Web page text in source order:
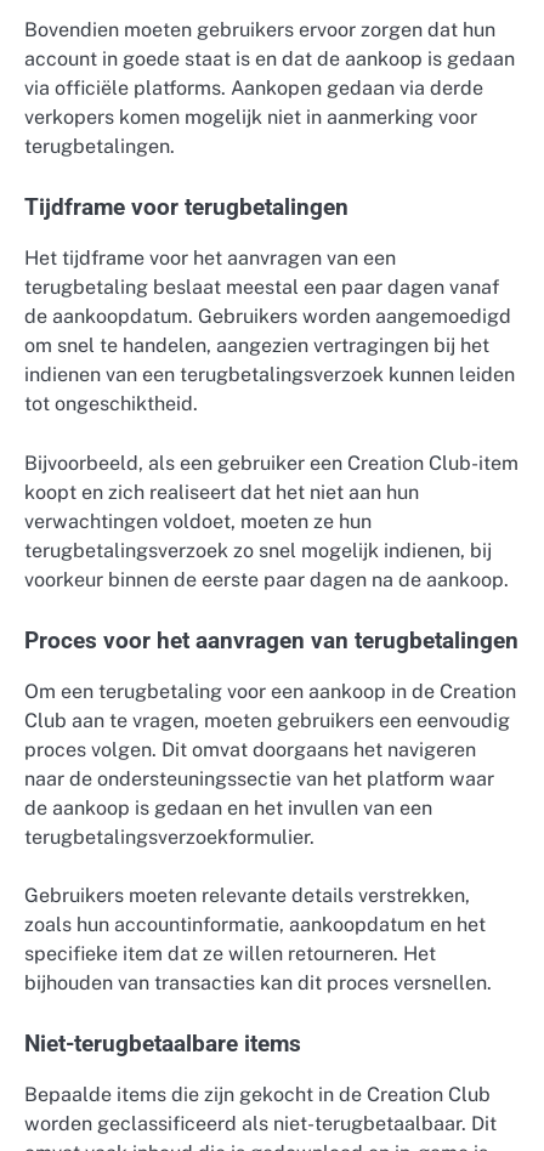
Bovendien moeten gebruikers ervoor zorgen dat hun
account in goede staat is en dat de aankoop is gedaan
via officiële platforms. Aankopen gedaan via derde
verkopers komen mogelijk niet in aanmerking voor
terugbetalingen.
Tijdframe voor terugbetalingen
Het tijdframe voor het aanvragen van een
terugbetaling beslaat meestal een paar dagen vanaf
de aankoopdatum. Gebruikers worden aangemoedigd
om snel te handelen, aangezien vertragingen bij het
indienen van een terugbetalingsverzoek kunnen leiden
tot ongeschiktheid.
Bijvoorbeeld, als een gebruiker een Creation Club-item
koopt en zich realiseert dat het niet aan hun
verwachtingen voldoet, moeten ze hun
terugbetalingsverzoek zo snel mogelijk indienen, bij
voorkeur binnen de eerste paar dagen na de aankoop.
Proces voor het aanvragen van terugbetalingen
Om een terugbetaling voor een aankoop in de Creation
Club aan te vragen, moeten gebruikers een eenvoudig
proces volgen. Dit omvat doorgaans het navigeren
naar de ondersteuningssectie van het platform waar
de aankoop is gedaan en het invullen van een
terugbetalingsverzoekformulier.
Gebruikers moeten relevante details verstrekken,
zoals hun accountinformatie, aankoopdatum en het
specifieke item dat ze willen retourneren. Het
bijhouden van transacties kan dit proces versnellen.
Niet-terugbetaalbare items
Bepaalde items die zijn gekocht in de Creation Club
worden geclassificeerd als niet-terugbetaalbaar. Dit